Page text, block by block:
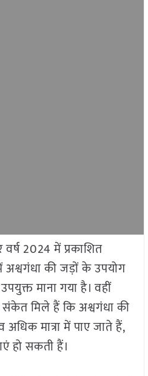
2024 में प्रकाशित
अश्वगंधा की जड़ों के उपयोग
माना गया है। वहीं
मिले हैं कि अश्वगंधा की
अधिक मात्रा में पाए जाते हैं,
हो सकती हैं।